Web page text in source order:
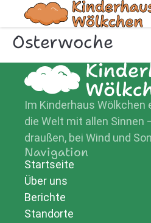
Osterwoche
Im Kinderhaus Wölkchen
die Welt mit allen Sinnen
draußen, bei Wind und
Navigation
Startseite
Über uns
Berichte
Standorte